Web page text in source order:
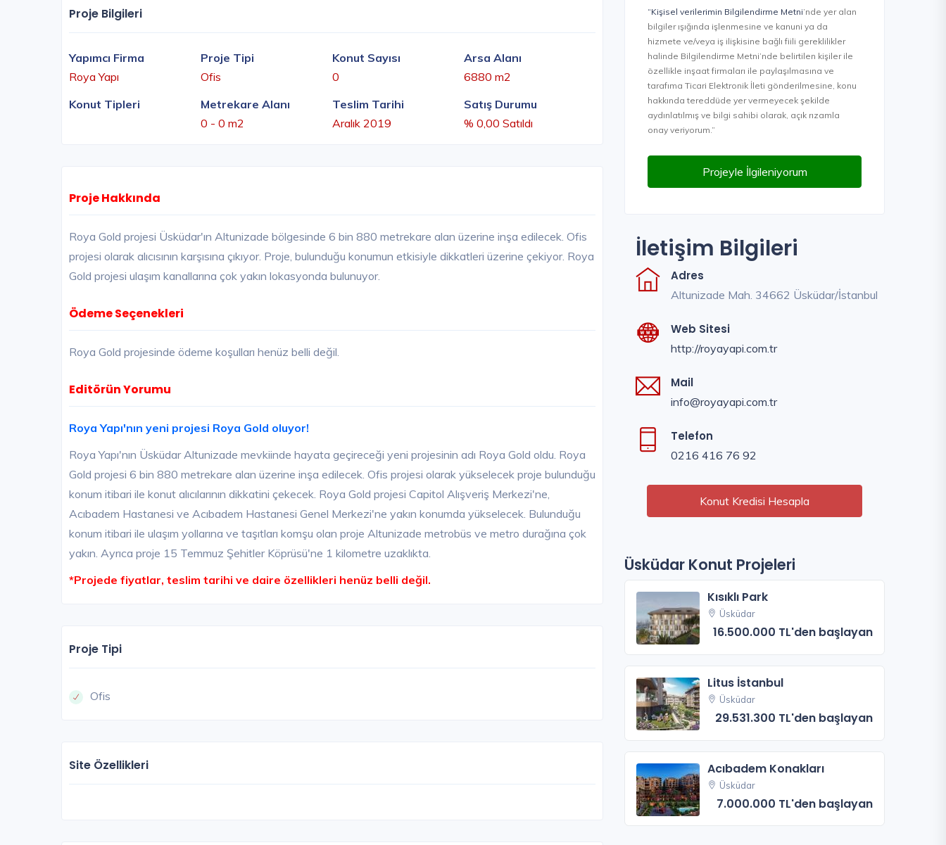
Proje Bilgileri
Yapımcı Firma
Roya Yapı
Proje Tipi
Ofis
Konut Sayısı
0
Arsa Alanı
6880 m2
Konut Tipleri
Metrekare Alanı
0 - 0 m2
Teslim Tarihi
Aralık 2019
Satış Durumu
% 0,00 Satıldı
Proje Hakkında
Roya Gold projesi Üsküdar'ın Altunizade bölgesinde 6 bin 880 metrekare alan üzerine inşa edilecek. Ofis
projesi olarak alıcısının karşısına çıkıyor. Proje, bulunduğu konumun etkisiyle dikkatleri üzerine çekiyor. Roya
Gold projesi ulaşım kanallarına çok yakın lokasyonda bulunuyor.
Ödeme Seçenekleri
Roya Gold projesinde ödeme koşulları henüz belli değil.
Editörün Yorumu
Roya Yapı'nın yeni projesi Roya Gold oluyor!
Roya Yapı'nın Üsküdar Altunizade mevkiinde hayata geçireceği yeni projesinin adı Roya Gold oldu. Roya
Gold projesi 6 bin 880 metrekare alan üzerine inşa edilecek. Ofis projesi olarak yükselecek proje bulunduğu
konum itibari ile konut alıcılarının dikkatini çekecek. Roya Gold projesi Capitol Alışveriş Merkezi'ne,
Acıbadem Hastanesi ve Acıbadem Hastanesi Genel Merkezi'ne yakın konumda yükselecek. Bulunduğu
konum itibari ile ulaşım yollarına ve taşıtları komşu olan proje Altunizade metrobüs ve metro durağına çok
yakın. Ayrıca proje 15 Temmuz Şehitler Köprüsü'ne 1 kilometre uzaklıkta.
*Projede fiyatlar, teslim tarihi ve daire özellikleri henüz belli değil.
Proje Tipi
Ofis
Site Özellikleri
“Kişisel verilerimin Bilgilendirme Metni’nde yer alan
bilgiler ışığında işlenmesine ve kanuni ya da
hizmete ve/veya iş ilişkisine bağlı fiili gereklilikler
halinde Bilgilendirme Metni’nde belirtilen kişiler ile
özellikle inşaat firmaları ile paylaşılmasına ve
tarafıma Ticari Elektronik İleti gönderilmesine, konu
hakkında tereddüde yer vermeyecek şekilde
aydınlatılmış ve bilgi sahibi olarak, açık rızamla
onay veriyorum.”
Projeyle İlgileniyorum
İletişim Bilgileri
Adres
Altunizade Mah. 34662 Üsküdar/İstanbul
Web Sitesi
http://royayapi.com.tr
Mail
info@royayapi.com.tr
Telefon
0216 416 76 92
Konut Kredisi Hesapla
Üsküdar Konut Projeleri
Kısıklı Park
Üsküdar
16.500.000 TL'den başlayan
Litus İstanbul
Üsküdar
29.531.300 TL'den başlayan
Acıbadem Konakları
Üsküdar
7.000.000 TL'den başlayan